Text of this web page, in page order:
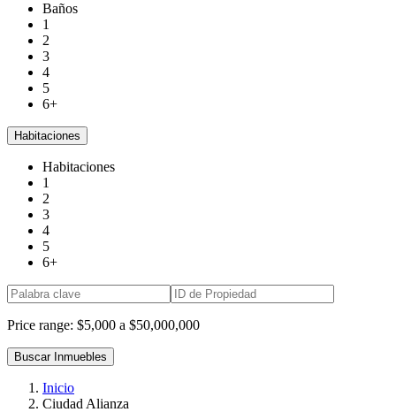
Baños
1
2
3
4
5
6+
Habitaciones
Habitaciones
1
2
3
4
5
6+
Price range: $5,000 a $50,000,000
Buscar Inmuebles
Inicio
Ciudad Alianza